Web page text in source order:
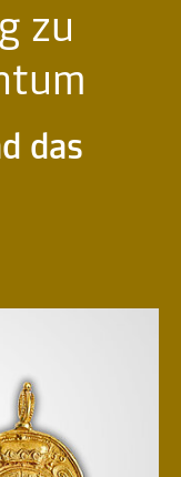
zu
das